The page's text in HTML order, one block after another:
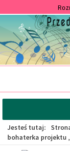
głównej
treści
wyszukiwarki
Jesteś tutaj:
bohaterka projektu